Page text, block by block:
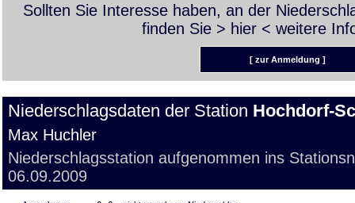
Sollten Sie Interesse haben, an der
finden Sie > hier < weitere
[ zur Anmeldung ]
Niederschlagsdaten der Station Hochdorf-
Max Huchler
Niederschlagsstation aufgenommen ins
06.09.2009